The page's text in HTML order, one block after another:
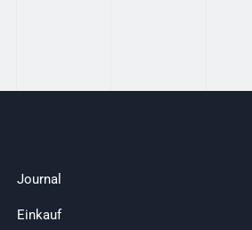
Journal
Einkauf